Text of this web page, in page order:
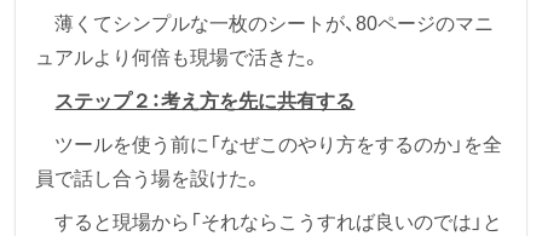
薄くてシンプルな一枚のシートが、80ページのマニ
ュアルより何倍も現場で活きた。
ステップ２：考え方を先に共有する
ツールを使う前に「なぜこのやり方をするのか」を全
員で話し合う場を設けた。
すると現場から「それならこうすれば良いのでは」と